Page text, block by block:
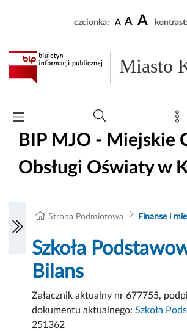
czcionka: A A A kontrast:
Miasto
BIP MJO - Miejskie
Obsługi Oświaty w
Strona Podmiotowa Finanse i
Szkoła
Bilans
Załącznik aktualny nr 677755,
dokumentu aktualnego:Szkoła
251362